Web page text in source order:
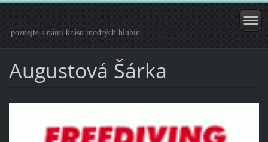
poznejte s námi krásu modrých hlubin
Augustová Šárka